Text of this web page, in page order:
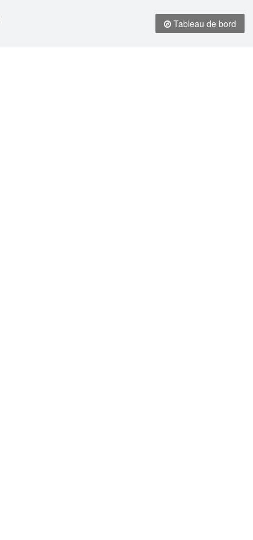
Tableau de bord